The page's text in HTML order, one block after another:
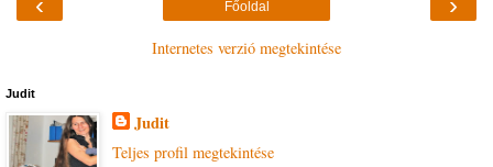
Főoldal
Internetes verzió megtekintése
Judit
Judit
Teljes profil megtekintése